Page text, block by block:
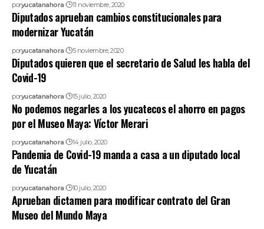
poryucatanahora 11 noviembre, 2020
Diputados aprueban cambios constitucionales para
modernizar Yucatán
poryucatanahora 5 noviembre, 2020
Diputados quieren que el secretario de Salud les habla del
Covid-19
poryucatanahora 15 julio, 2020
No podemos negarles a los yucatecos el ahorro en pagos
por el Museo Maya: Víctor Merari
poryucatanahora 14 julio, 2020
Pandemia de Covid-19 manda a casa a un diputado local
de Yucatán
poryucatanahora 10 julio, 2020
Aprueban dictamen para modificar contrato del Gran
Museo del Mundo Maya